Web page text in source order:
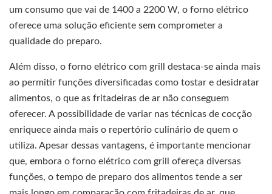
um consumo que vai de 1400 a 2200 W, o forno elétrico
oferece uma solução eficiente sem comprometer a
qualidade do preparo.
Além disso, o forno elétrico com grill destaca-se ainda mais
ao permitir funções diversificadas como tostar e desidratar
alimentos, o que as fritadeiras de ar não conseguem
oferecer. A possibilidade de variar nas técnicas de cocção
enriquece ainda mais o repertório culinário de quem o
utiliza. Apesar dessas vantagens, é importante mencionar
que, embora o forno elétrico com grill ofereça diversas
funções, o tempo de preparo dos alimentos tende a ser